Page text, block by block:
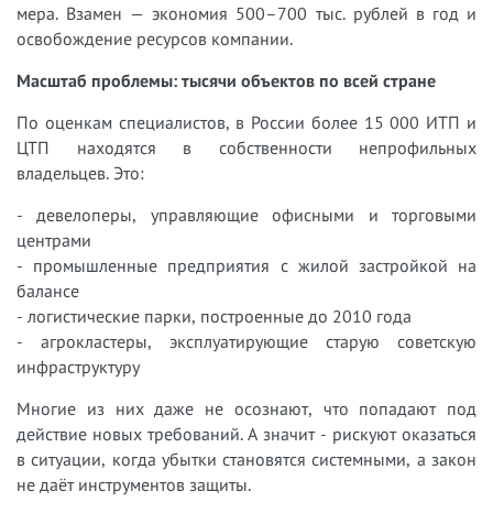
мера. Взамен — экономия 500–700 тыс. рублей в год и
освобождение ресурсов компании.
Масштаб проблемы: тысячи объектов по всей стране
По оценкам специалистов, в России более 15 000 ИТП и
ЦТП находятся в собственности непрофильных
владельцев. Это:
- девелоперы, управляющие офисными и торговыми
центрами
- промышленные предприятия с жилой застройкой на
балансе
- логистические парки, построенные до 2010 года
- агрокластеры, эксплуатирующие старую советскую
инфраструктуру
Многие из них даже не осознают, что попадают под
действие новых требований. А значит - рискуют оказаться
в ситуации, когда убытки становятся системными, а закон
не даёт инструментов защиты.